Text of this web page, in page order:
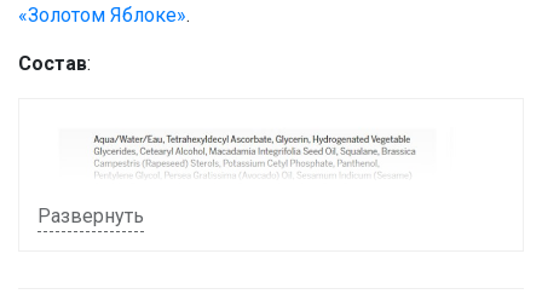
«Золотом Яблоке».
Состав:
Развернуть